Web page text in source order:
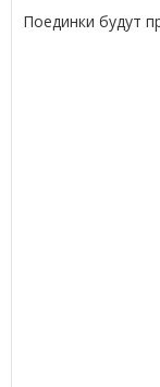
Поединки будут